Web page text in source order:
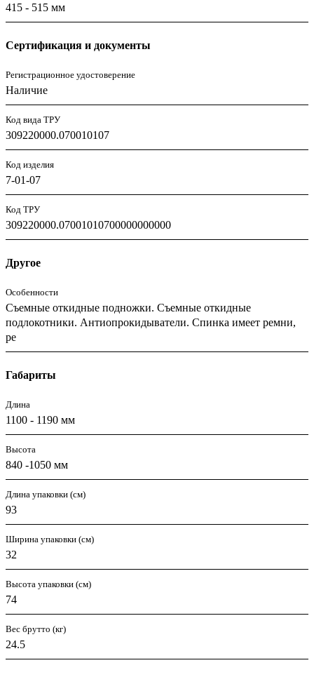
415 - 515 мм
Сертификация и документы
Регистрационное удостоверение
Наличие
Код вида ТРУ
309220000.070010107
Код изделия
7-01-07
Код ТРУ
309220000.07001010700000000000
Другое
Особенности
Съемные откидные подножки. Съемные откидные
подлокотники. Антиопрокидыватели. Спинка имеет ремни,
ре
Габариты
Длина
1100 - 1190 мм
Высота
840 -1050 мм
Длина упаковки (см)
93
Ширина упаковки (см)
32
Высота упаковки (см)
74
Вес брутто (кг)
24.5